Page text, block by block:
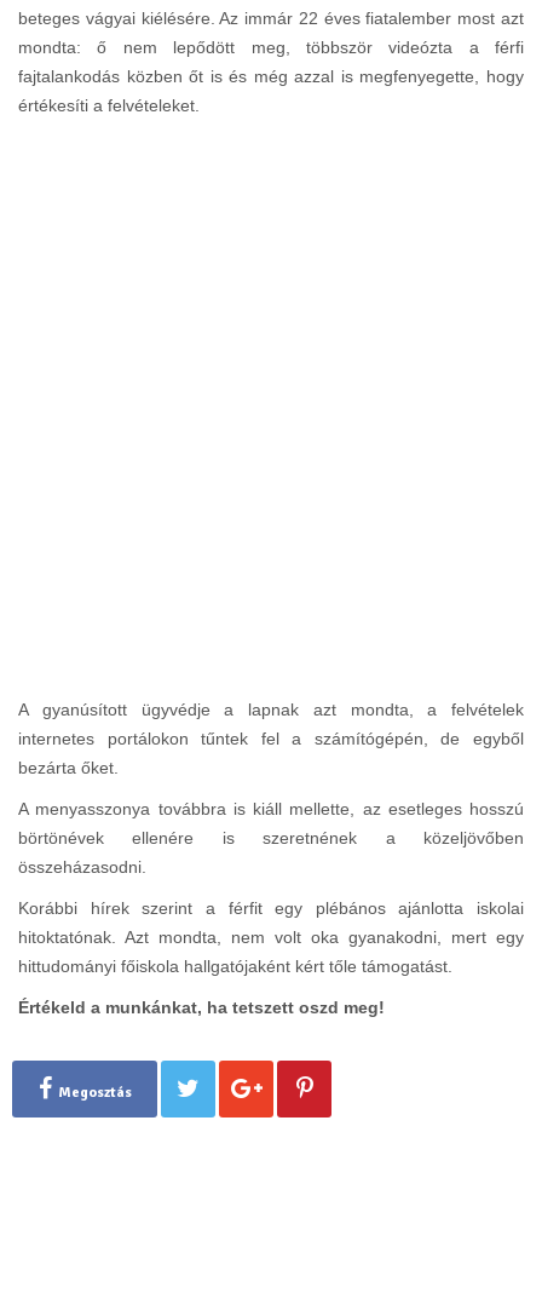
beteges vágyai kiélésére. Az immár 22 éves fiatalember most azt
mondta: ő nem lepődött meg, többször videózta a férfi
fajtalankodás közben őt is és még azzal is megfenyeget­te, hogy
értékesíti a felvételeket.
A gyanúsított ügyvédje a lapnak azt mondta, a felvételek
internetes portálokon tűntek fel a számítógépén, de egyből
bezárta őket.
A menyasszonya továbbra is kiáll mellette, az esetleges hosszú
börtönévek ellenére is szeretnének a közeljövőben
összeházasodni.
Korábbi hírek szerint a férfit egy plébános ajánlotta iskolai
hitoktatónak. Azt mondta, nem volt oka gyanakodni, mert egy
hittudományi főiskola hallgatójaként kért tőle támogatást.
Értékeld a munkánkat, ha tetszett oszd meg!
Megosztás